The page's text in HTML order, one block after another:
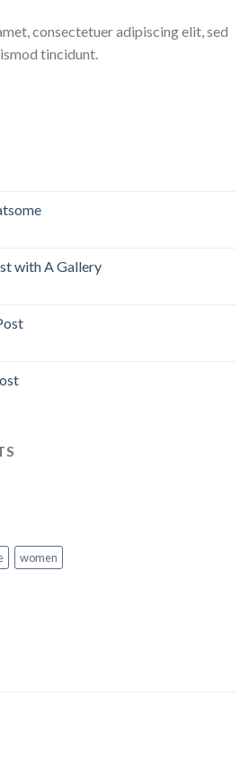
consectetuer adipiscing elit, sed
tincidunt.
with A Gallery
women